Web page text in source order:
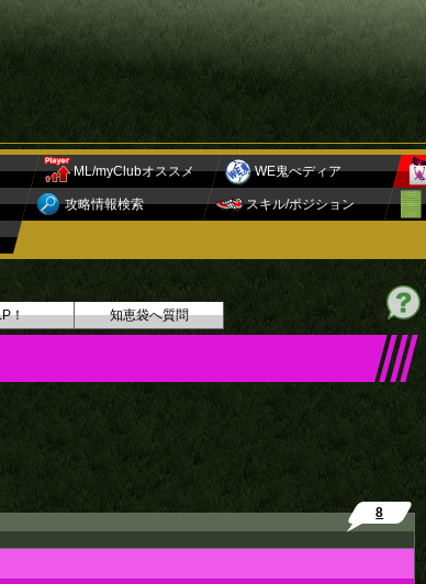
ML/myClubオススメ WE鬼ぺディア
攻略情報検索 スキル/ポジション
！ 知恵袋へ質問
8